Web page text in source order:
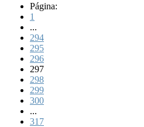
Página:
1
...
294
295
296
297
298
299
300
...
317